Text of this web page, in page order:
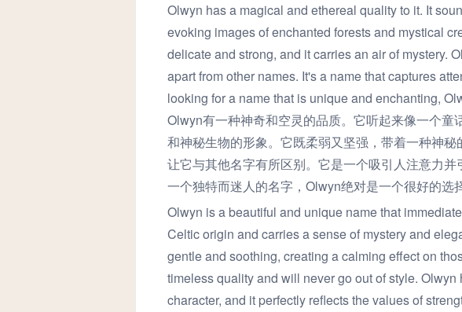
Olwyn has a magical and ethereal quality to it. It
evoking images of enchanted forests and mystical
delicate and strong, and it carries an air of mystery.
apart from other names. It's a name that captures
looking for a name that is unique and enchanting,
Olwyn有一种神奇和空灵的品质。它听起来像一个童
和神秘生物的形象。它既柔弱又坚强，带着一种神秘
让它与其他名字有所区别。它是一个吸引人注意力
一个独特而迷人的名字，Olwyn绝对是一个很好的选择
Olwyn is a beautiful and unique name that
Celtic origin and carries a sense of mystery and
gentle and soothing, creating a calming effect on
timeless quality and will never go out of style.
character, and it perfectly reflects the values of